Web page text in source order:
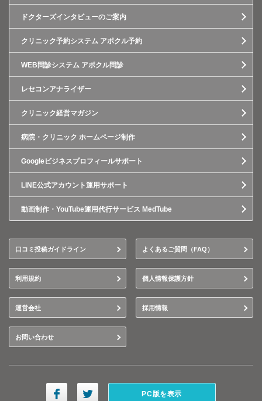
ドクターズインタビューのご案内
クリニック予約システム アポクル予約
WEB問診システム アポクル問診
レセコンアナライザー
クリニック経営マガジン
病院・クリニック ホームページ制作
Googleビジネスプロフィールサポート
LINE公式アカウント運用サポート
動画制作・YouTube運用代行サービス MedTube
口コミ投稿ガイドライン よくあるご質問（FAQ）
利用規約 個人情報保護方針
運営会社 採用情報
お問い合わせ
PC版を表示